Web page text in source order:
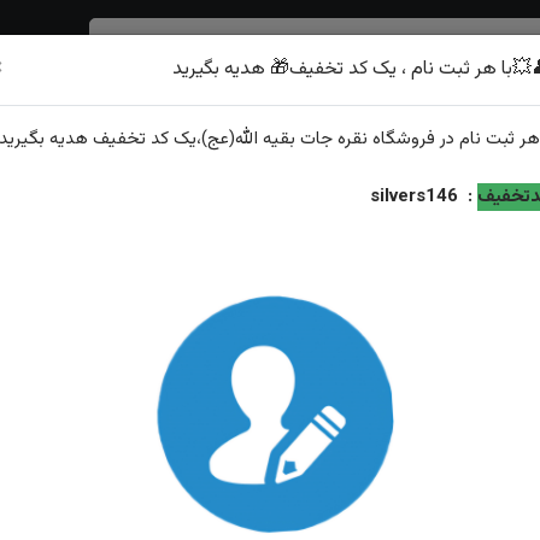
طرح رولکسی
ویژگی‌های محصول
عيار نقره: ۹۲۵
توضیحات: ارسال و سایز رایگان همراه با هدیه زعفران قائنات از...
هر ثبت نام ، یک کد تخفیف🎁 هدیه بگیرید
ثبت نام در فروشگاه نقره جات بقیه الله(عج)،یک کد تخفیف هدیه
:
silvers146